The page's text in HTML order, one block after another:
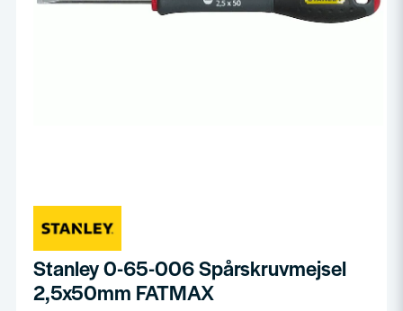
Stanley 0-65-006 Spårskruvmejsel
2,5x50mm FATMAX